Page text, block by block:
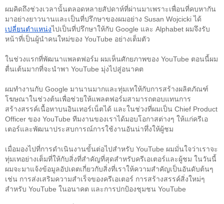
ผมคิดถึงช่วงเวลานั้นตลอดหลายสัปดาห์ที่ผ่านมาเพราะเพื่อนที่คบหากัน
มาอย่างยาวนานและเป็นที่ปรึกษาของผมอย่าง Susan Wojcicki ได้
เปลี่ยนตำแหน่งไปเป็นที่ปรึกษาให้กับ Google และ Alphabet ผมจึงรับ
หน้าที่เป็นผู้นำคนใหม่ของ YouTube อย่างเต็มตัว
ในช่วงแรกที่พัฒนาแพลตฟอร์ม ผมเห็นศักยภาพของ YouTube ตอนนี้ผม
ตื่นเต้นมากที่จะนำพา YouTube มุ่งไปสู่อนาคต
ผมทำงานกับ Google มานานมากและทุ่มเทให้กับการสร้างผลิตภัณฑ์
โฆษณาในช่วงต้นเพื่อช่วยให้แพลตฟอร์มสามารถตอบแทนการ
สร้างสรรค์เนื้อหาบนอินเทอร์เน็ตได้ และในช่วงที่ผมเป็น Chief Product
Officer ของ YouTube ทีมงานของเราได้มอบโอกาสต่างๆ ให้แก่ครีเอ
เตอร์และพัฒนาประสบการณ์การใช้งานอันน่าทึ่งให้ผู้ชม
เมื่อมองไปที่การดำเนินงานขั้นต่อไปสำหรับ YouTube ผมมั่นใจว่าเราจะ
ทุ่มเทอย่างเต็มที่ให้กับสิ่งที่สำคัญที่สุดสำหรับครีเอเตอร์และผู้ชม ในวันนี้
ผมจะมาแจ้งข้อมูลอัปเดตเกี่ยวกับสิ่งที่เราให้ความสำคัญเป็นอันดับต้นๆ
เช่น การส่งเสริมความสำเร็จของครีเอเตอร์ การสร้างสรรค์สิ่งใหม่ๆ
สำหรับ YouTube ในอนาคต และการปกป้องชุมชน YouTube